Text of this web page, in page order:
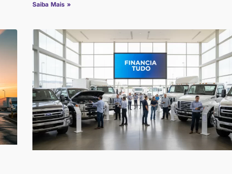
Saiba Mais »